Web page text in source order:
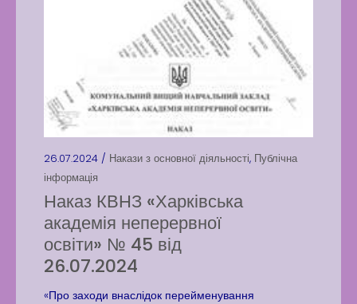
26.07.2024 / Накази з основної діяльності, Публічна
інформація
Наказ КВНЗ «Харківська
академія неперервної
освіти» № 45 від
26.07.2024
«Про заходи внаслідок перейменування